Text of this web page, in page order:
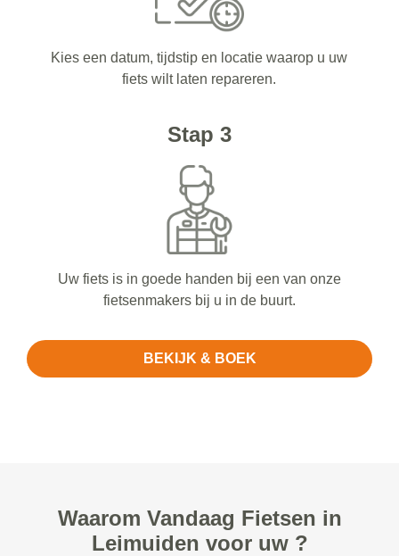
Kies een datum, tijdstip en locatie waarop u uw
fiets wilt laten repareren.
Stap 3
Uw fiets is in goede handen bij een van onze
fietsenmakers bij u in de buurt.
BEKIJK & BOEK
Waarom Vandaag Fietsen in
Leimuiden voor uw ?